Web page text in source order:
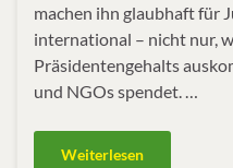
machen ihn glaubhaft für
international – nicht nur,
Präsidentengehalts
und NGOs spendet. …
Weiterlesen